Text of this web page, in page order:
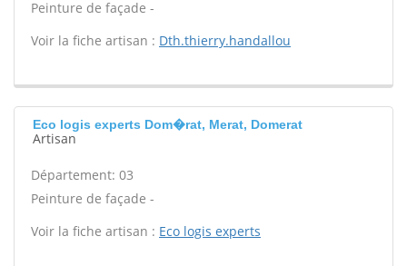
Peinture de façade -
Voir la fiche artisan : Dth.thierry.handallou
Eco logis experts Dom�rat, Merat, Domerat
Artisan
Département: 03
Peinture de façade -
Voir la fiche artisan : Eco logis experts